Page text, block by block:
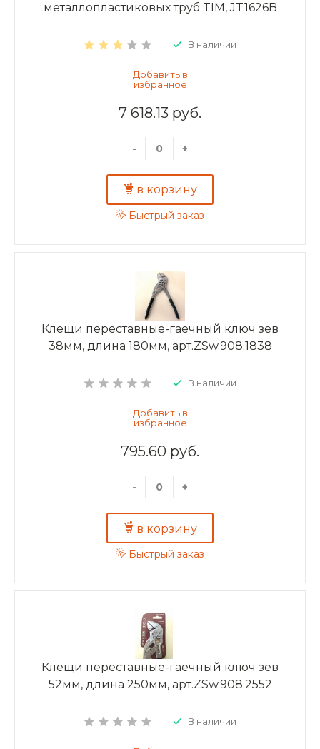
металлопластиковых труб TIM, JT1626B
В наличии
7 618.13 руб.
- +
в корзину
Быстрый заказ
Клещи переставные-гаечный ключ зев
38мм, длина 180мм, арт.ZSw.908.1838
В наличии
795.60 руб.
- +
в корзину
Быстрый заказ
Клещи переставные-гаечный ключ зев
52мм, длина 250мм, арт.ZSw.908.2552
В наличии